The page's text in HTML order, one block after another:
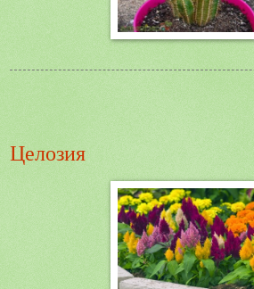
Целозия